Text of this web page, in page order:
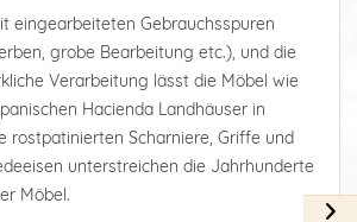
eingearbeiteten Gebrauchsspuren
grobe Bearbeitung etc.), und die
Verarbeitung lässt die Möbel wie
Hacienda Landhäuser in
rostpatinierten Scharniere, Griffe und
unterstreichen die Jahrhunderte
Möbel.